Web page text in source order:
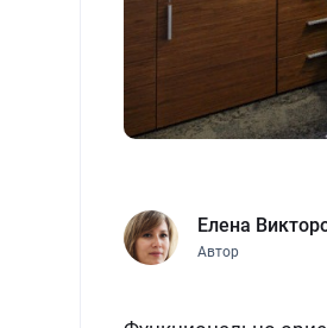
Елена
Автор